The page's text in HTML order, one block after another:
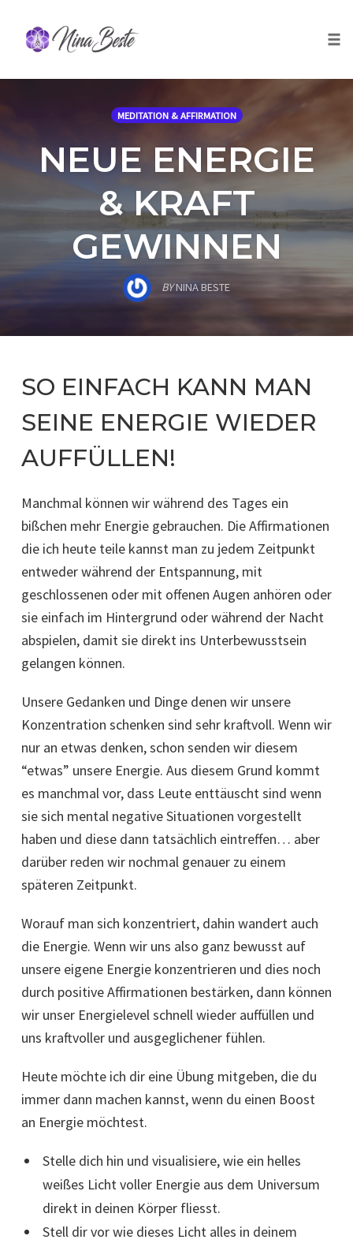
content
MEDITATION & AFFIRMATION
NEUE ENERGIE
& KRAFT
GEWINNEN
BY NINA BESTE
SO EINFACH KANN MAN
SEINE ENERGIE WIEDER
AUFFÜLLEN!
Manchmal können wir während des Tages ein
bißchen mehr Energie gebrauchen. Die Affirmationen
die ich heute teile kannst man zu jedem Zeitpunkt
entweder während der Entspannung, mit
geschlossenen oder mit offenen Augen anhören oder
sie einfach im Hintergrund oder während der Nacht
abspielen, damit sie direkt ins Unterbewusstsein
gelangen können.
Unsere Gedanken und Dinge denen wir unsere
Konzentration schenken sind sehr kraftvoll. Wenn wir
nur an etwas denken, schon senden wir diesem
“etwas” unsere Energie. Aus diesem Grund kommt
es manchmal vor, dass Leute enttäuscht sind wenn
sie sich mental negative Situationen vorgestellt
haben und diese dann tatsächlich eintreffen… aber
darüber reden wir nochmal genauer zu einem
späteren Zeitpunkt.
Worauf man sich konzentriert, dahin wandert auch
die Energie. Wenn wir uns also ganz bewusst auf
unsere eigene Energie konzentrieren und dies noch
durch positive Affirmationen bestärken, dann können
wir unser Energielevel schnell wieder auffüllen und
uns kraftvoller und ausgeglichener fühlen.
Heute möchte ich dir eine Übung mitgeben, die du
immer dann machen kannst, wenn du einen Boost
an Energie möchtest.
Stelle dich hin und visualisiere, wie ein helles
weißes Licht voller Energie aus dem Universum
direkt in deinen Körper fliesst.
Stell dir vor wie dieses Licht alles in deinem